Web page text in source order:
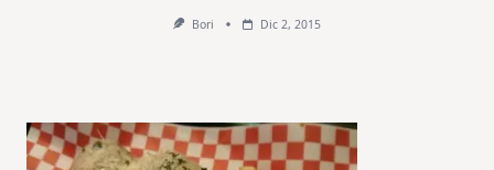
Bori Dic 2, 2015